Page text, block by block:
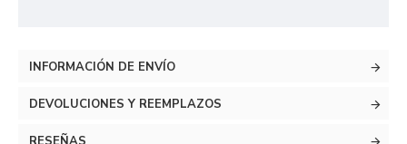
INFORMACIÓN DE ENVÍO
DEVOLUCIONES Y REEMPLAZOS